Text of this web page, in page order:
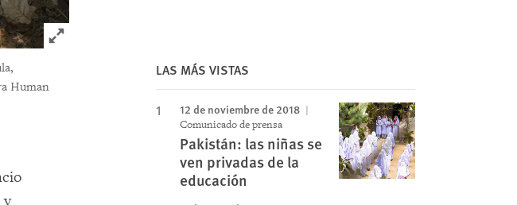
Click to expand Image
Human
LAS MÁS VISTAS
12 de noviembre de 2018
Comunicado de prensa
Pakistán: las niñas se
ven privadas de la
educación